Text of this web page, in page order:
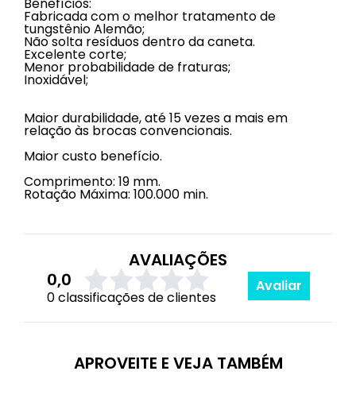
Fabricada com o melhor tratamento de
tungstênio Alemão;
Não solta resíduos dentro da caneta.
Excelente corte;
Menor probabilidade de fraturas;
Inoxidável;
Maior durabilidade, até 15 vezes a mais em
relação às brocas convencionais.
Maior custo benefício.
Comprimento: 19 mm.
Rotação Máxima: 100.000 min.
AVALIAÇÕES
0,0
0 classificações de clientes
Avaliar
APROVEITE E VEJA TAMBÉM